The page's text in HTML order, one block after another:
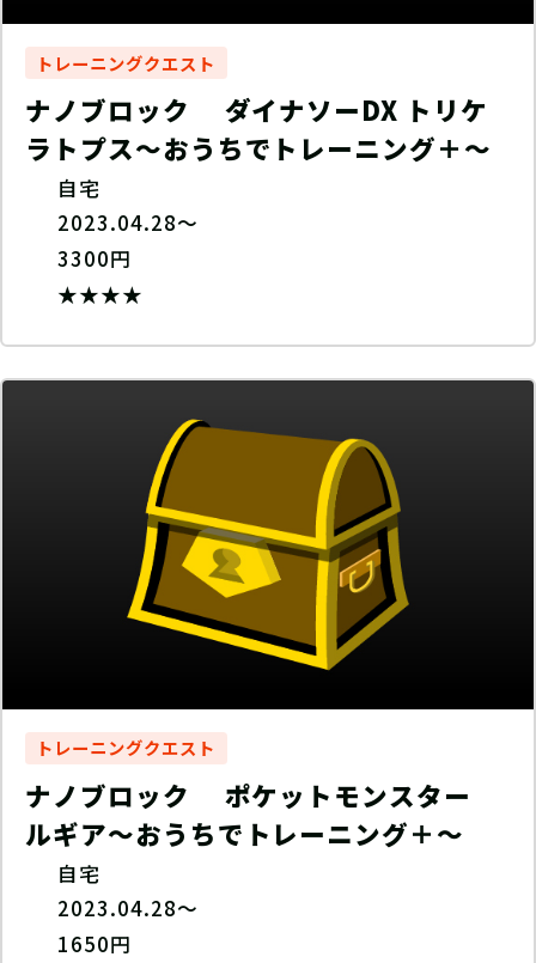
トレーニングクエスト
ナノブロック ダイナソーDX トリケ
ラトプス〜おうちでトレーニング＋〜
自宅
2023.04.28～
3300円
★★★★
トレーニングクエスト
ナノブロック ポケットモンスター
ルギア〜おうちでトレーニング＋〜
自宅
2023.04.28～
1650円